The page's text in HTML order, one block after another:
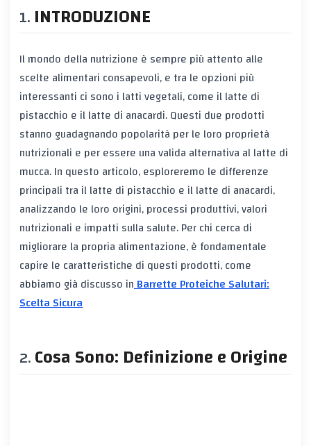
INTRODUZIONE
Il mondo della nutrizione è sempre più attento alle
scelte alimentari consapevoli, e tra le opzioni più
interessanti ci sono i latti vegetali, come il latte di
pistacchio e il latte di anacardi. Questi due prodotti
stanno guadagnando popolarità per le loro proprietà
nutrizionali e per essere una valida alternativa al latte di
mucca. In questo articolo, esploreremo le differenze
principali tra il latte di pistacchio e il latte di anacardi,
analizzando le loro origini, processi produttivi, valori
nutrizionali e impatti sulla salute. Per chi cerca di
migliorare la propria alimentazione, è fondamentale
capire le caratteristiche di questi prodotti, come
abbiamo già discusso inBarrette Proteiche Salutari:
Scelta Sicura
Cosa Sono: Definizione e Origine